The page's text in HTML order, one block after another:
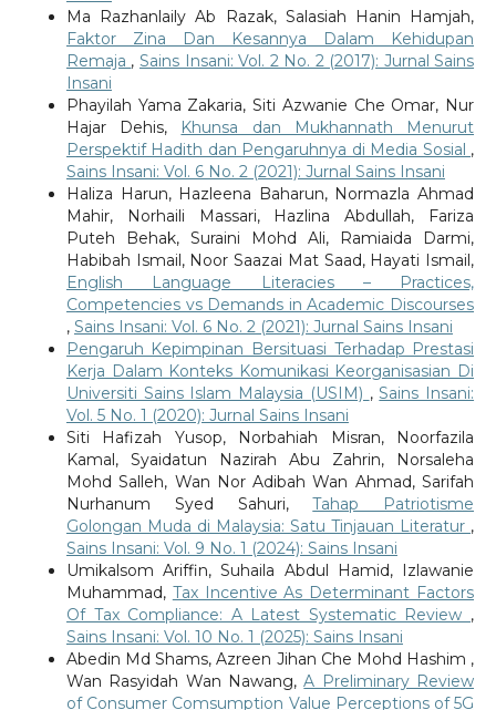
Ma Razhanlaily Ab Razak, Salasiah Hanin Hamjah,
Faktor Zina Dan Kesannya Dalam Kehidupan
Remaja , Sains Insani: Vol. 2 No. 2 (2017): Jurnal Sains
Insani
Phayilah Yama Zakaria, Siti Azwanie Che Omar, Nur
Hajar Dehis, Khunsa dan Mukhannath Menurut
Perspektif Hadith dan Pengaruhnya di Media Sosial ,
Sains Insani: Vol. 6 No. 2 (2021): Jurnal Sains Insani
Haliza Harun, Hazleena Baharun, Normazla Ahmad
Mahir, Norhaili Massari, Hazlina Abdullah, Fariza
Puteh Behak, Suraini Mohd Ali, Ramiaida Darmi,
Habibah Ismail, Noor Saazai Mat Saad, Hayati Ismail,
English Language Literacies – Practices,
Competencies vs Demands in Academic Discourses
, Sains Insani: Vol. 6 No. 2 (2021): Jurnal Sains Insani
Pengaruh Kepimpinan Bersituasi Terhadap Prestasi
Kerja Dalam Konteks Komunikasi Keorganisasian Di
Universiti Sains Islam Malaysia (USIM) ,Sains Insani:
Vol. 5 No. 1 (2020): Jurnal Sains Insani
Siti Hafizah Yusop, Norbahiah Misran, Noorfazila
Kamal, Syaidatun Nazirah Abu Zahrin, Norsaleha
Mohd Salleh, Wan Nor Adibah Wan Ahmad, Sarifah
Nurhanum Syed Sahuri,Tahap Patriotisme
Golongan Muda di Malaysia: Satu Tinjauan Literatur ,
Sains Insani: Vol. 9 No. 1 (2024): Sains Insani
Umikalsom Ariffin, Suhaila Abdul Hamid, Izlawanie
Muhammad, Tax Incentive As Determinant Factors
Of Tax Compliance: A Latest Systematic Review ,
Sains Insani: Vol. 10 No. 1 (2025): Sains Insani
Abedin Md Shams, Azreen Jihan Che Mohd Hashim ,
Wan Rasyidah Wan Nawang,A Preliminary Review
of Consumer Comsumption Value Perceptions of 5G